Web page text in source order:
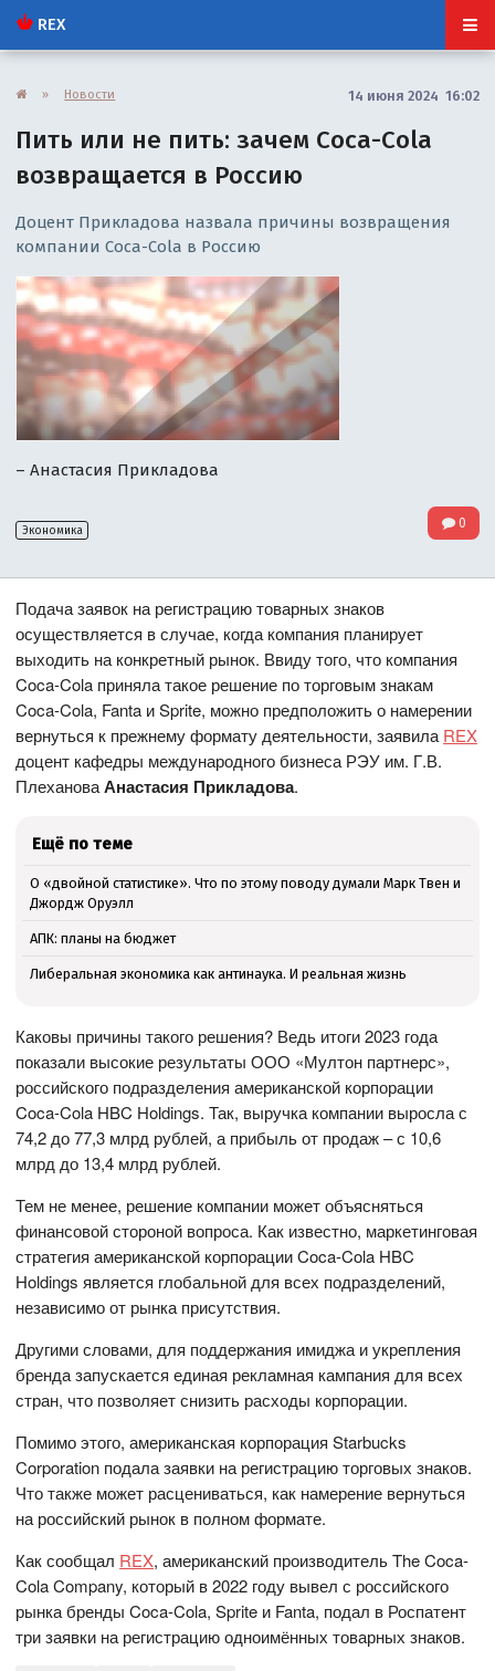
REX
» Новости 14 июня 2024 16:02
Пить или не пить: зачем Coca-Cola
возвращается в Россию
Доцент Прикладова назвала причины возвращения
компании Coca-Cola в Россию
– Анастасия Прикладова
Экономика 0
Подача заявок на регистрацию товарных знаков
осуществляется в случае, когда компания планирует
выходить на конкретный рынок. Ввиду того, что компания
Coca-Cola приняла такое решение по торговым знакам
Coca-Cola, Fanta и Sprite, можно предположить о намерении
вернуться к прежнему формату деятельности, заявила REX
доцент кафедры международного бизнеса РЭУ им. Г.В.
ПлехановаАнастасия Прикладова.
Ещё по теме
О «двойной статистике». Что по этому поводу думали Марк Твен и
Джордж Оруэлл
АПК: планы на бюджет
Либеральная экономика как антинаука. И реальная жизнь
Каковы причины такого решения? Ведь итоги 2023 года
показали высокие результаты ООО «Мултон партнерс»,
российского подразделения американской корпорации
Coca-Cola HBC Holdings. Так, выручка компании выросла с
74,2 до 77,3 млрд рублей, а прибыль от продаж – с 10,6
млрд до 13,4 млрд рублей.
Тем не менее, решение компании может объясняться
финансовой стороной вопроса. Как известно, маркетинговая
стратегия американской корпорации Coca-Cola HBC
Holdings является глобальной для всех подразделений,
независимо от рынка присутствия.
Другими словами, для поддержания имиджа и укрепления
бренда запускается единая рекламная кампания для всех
стран, что позволяет снизить расходы корпорации.
Помимо этого, американская корпорация Starbucks
Corporation подала заявки на регистрацию торговых знаков.
Что также может расцениваться, как намерение вернуться
на российский рынок в полном формате.
Как сообщал REX, американский производитель The Coca-
Cola Company, который в 2022 году вывел с российского
рынка бренды Coca-Cola, Sprite и Fanta, подал в Роспатент
три заявки на регистрацию одноимённых товарных знаков.